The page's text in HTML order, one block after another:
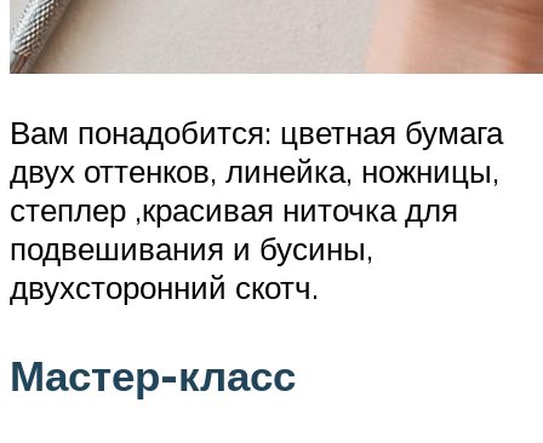
Вам понадобится: цветная бумага
двух оттенков, линейка, ножницы,
степлер ,красивая ниточка для
подвешивания и бусины,
двухсторонний скотч.
Мастер-класс